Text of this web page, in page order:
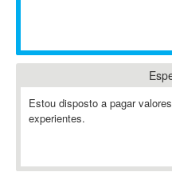
Ableton
Ableton Push
Abstract
Estou disposto a pagar
experientes.